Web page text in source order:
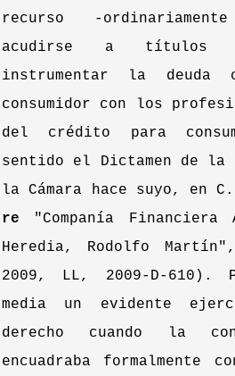
recurso -
acudirse a títulos
instrumentar la deuda
consumidor con los
del crédito para
sentido el Dictamen de la
la Cámara hace suyo, en
re "Companía
Heredia, Rodolfo
2009, LL, 2009-D-
media un evidente
derecho cuando la
encuadraba formalmente